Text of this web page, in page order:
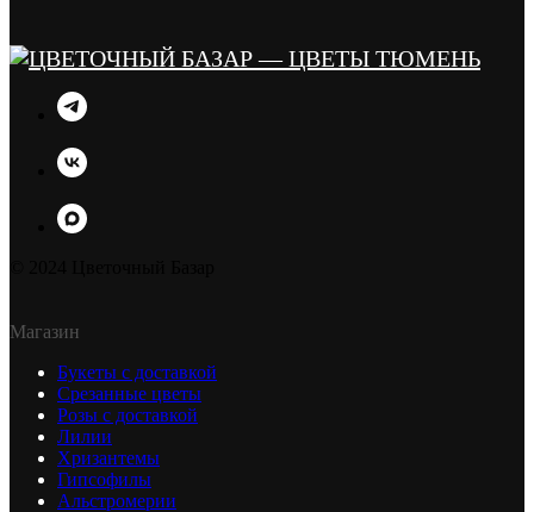
Магазин
Букеты с доставкой
Срезанные цветы
Розы с доставкой
Лилии
Хризантемы
Гипсофилы
Альстромерии